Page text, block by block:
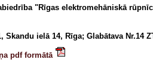
"Rīgas elektromehāniskā
Skandu ielā 14, Rīga; Glabātava Nr.14
pdf formātā